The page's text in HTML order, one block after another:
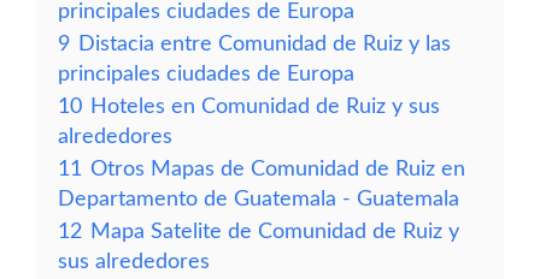
principales ciudades de Europa
9 Distacia entre Comunidad de Ruiz y las
principales ciudades de Europa
10 Hoteles en Comunidad de Ruiz y sus
alrededores
11 Otros Mapas de Comunidad de Ruiz en
Departamento de Guatemala - Guatemala
12 Mapa Satelite de Comunidad de Ruiz y
sus alrededores